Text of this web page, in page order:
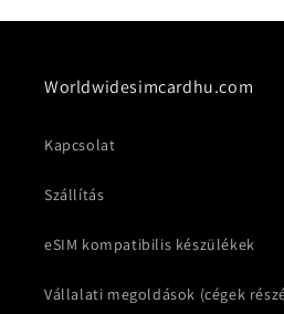
Worldwidesimcardhu.com
Kapcsolat
Szállítás
eSIM kompatibilis készülékek
Vállalati megoldások (cégek